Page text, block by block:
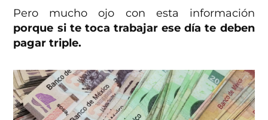
Pero mucho ojo con esta información
porque si te toca trabajar ese día te deben
pagar triple.